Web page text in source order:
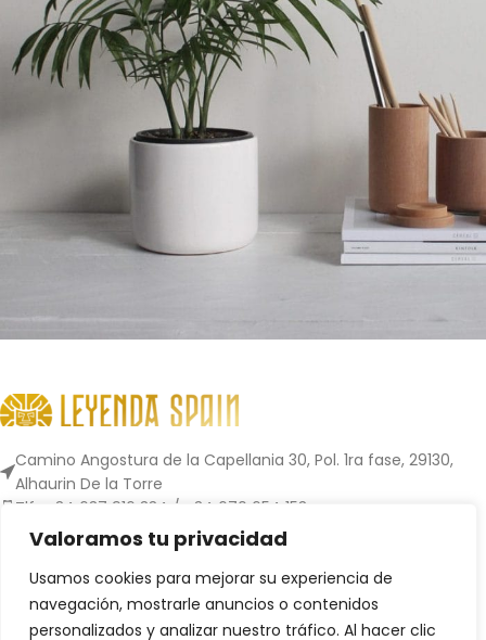
Valoramos tu privacidad
Usamos cookies para mejorar su experiencia de
navegación, mostrarle anuncios o contenidos
personalizados y analizar nuestro tráfico. Al hacer clic
Accessories
Potenti parturient parturie
Camino Angostura de la Capellania 30, Pol. 1ra fase, 29130,
Alhaurin De la Torre
Tlf.: +34 637 916 334 / +34 670 654 153
info@leyendaspain.com
CATEGORÍAS